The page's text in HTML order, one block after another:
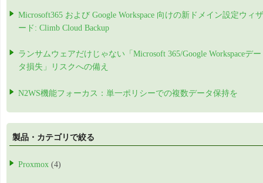
Microsoft365 および Google Workspace 向けの新ドメイン設定ウィザ
ード: Climb Cloud Backup
ランサムウェアだけじゃない「Microsoft 365/Google Workspaceデー
タ損失」リスクへの備え
N2WS機能フォーカス：単一ポリシーでの複数データ保持を
製品・カテゴリで絞る
Proxmox (4)